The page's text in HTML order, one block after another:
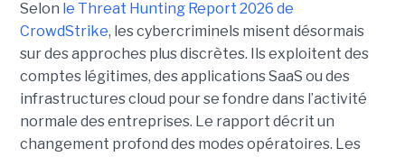
Selon le Threat Hunting Report 2026 de
CrowdStrike, les cybercriminels misent désormais
sur des approches plus discrètes. Ils exploitent des
comptes légitimes, des applications SaaS ou des
infrastructures cloud pour se fondre dans l’activité
normale des entreprises. Le rapport décrit un
changement profond des modes opératoires. Les